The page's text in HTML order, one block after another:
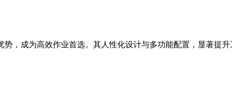
，成为高效作业首选。其人性化设计与多功能配置，显著提升